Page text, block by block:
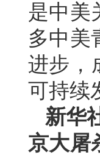
是中美
多中美
进步，
可持续
新华
京大屠